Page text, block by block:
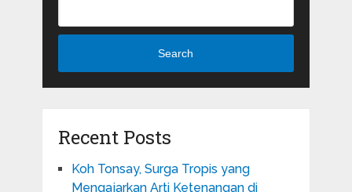
Search
Recent Posts
Koh Tonsay, Surga Tropis yang
Mengajarkan Arti Ketenangan di